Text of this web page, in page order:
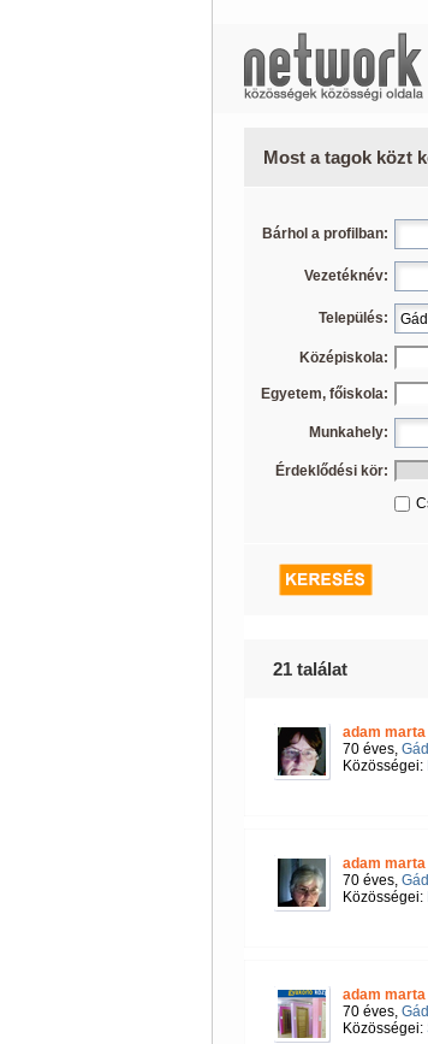
Most a tagok közt
Bárhol a profilban:
Vezetéknév:
Település:
Középiskola:
Egyetem, főiskola:
Munkahely:
Érdeklődési kör:
21 találat
adam marta
70 éves,
Közösségei:
adam marta
70 éves,
Közösségei:
adam marta
70 éves,
Közösségei: